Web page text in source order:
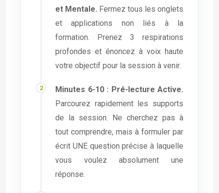
et Mentale. Fermez tous les onglets
et applications non liés à la
formation. Prenez 3 respirations
profondes et énoncez à voix haute
votre objectif pour la session à venir.
Minutes 6-10 : Pré-lecture Active.
Parcourez rapidement les supports
de la session. Ne cherchez pas à
tout comprendre, mais à formuler par
écrit UNE question précise à laquelle
vous voulez absolument une
réponse.